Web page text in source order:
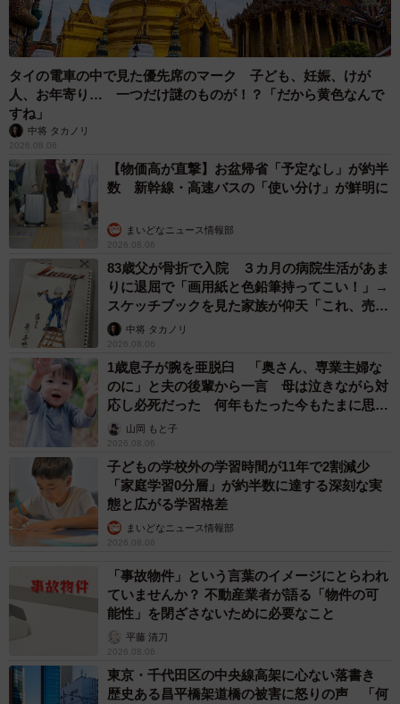
のか分からない、自分なりにずっと勉強してきたつもりな
のに」と涙を流します。渋谷は心理鑑定を受けて、子供時
代のトラウマが原因で自分が壊れたと言われたことを語り
始めます。
それは渋谷が小学生の頃から父親の期待に応えるため、多
くの習い事や勉強を必死にこなしてきたことや、適切な親
子関係を築いていなかったことでした。驚く佐藤に渋谷は
「佐藤くん、気が付かなかったでしょ？」と悲しそうに微
7/50
タイの電車の中で見た優先席のマーク 子ども、妊娠、けが
人、お年寄り… 一つだけ謎のものが！？「だから黄色なんで
すね」
中将 タカノリ
2026.08.06
【物価高が直撃】お盆帰省「予定なし」が約半
数 新幹線・高速バスの「使い分け」が鮮明に
まいどなニュース情報部
2026.08.06
83歳父が骨折で入院 ３カ月の病院生活があま
りに退屈で「画用紙と色鉛筆持ってこい！」→
スケッチブックを見た家族が仰天「これ、売れ
ますよ…」
中将 タカノリ
2026.08.06
1歳息子が腕を亜脱臼 「奥さん、専業主婦な
のに」と夫の後輩から一言 母は泣きながら対
応し必死だった 何年もたった今もたまに思い
出し…山岡 もと子
2026.08.06
子どもの学校外の学習時間が11年で2割減少
「家庭学習0分層」が約半数に達する深刻な実
態と広がる学習格差
まいどなニュース情報部
2026.08.06
「事故物件」という言葉のイメージにとらわれ
ていませんか？ 不動産業者が語る「物件の可
能性」を閉ざさないために必要なこと
平藤 清刀
2026.08.06
東京・千代田区の中央線高架に心ない落書き
歴史ある昌平橋架道橋の被害に怒りの声 「何